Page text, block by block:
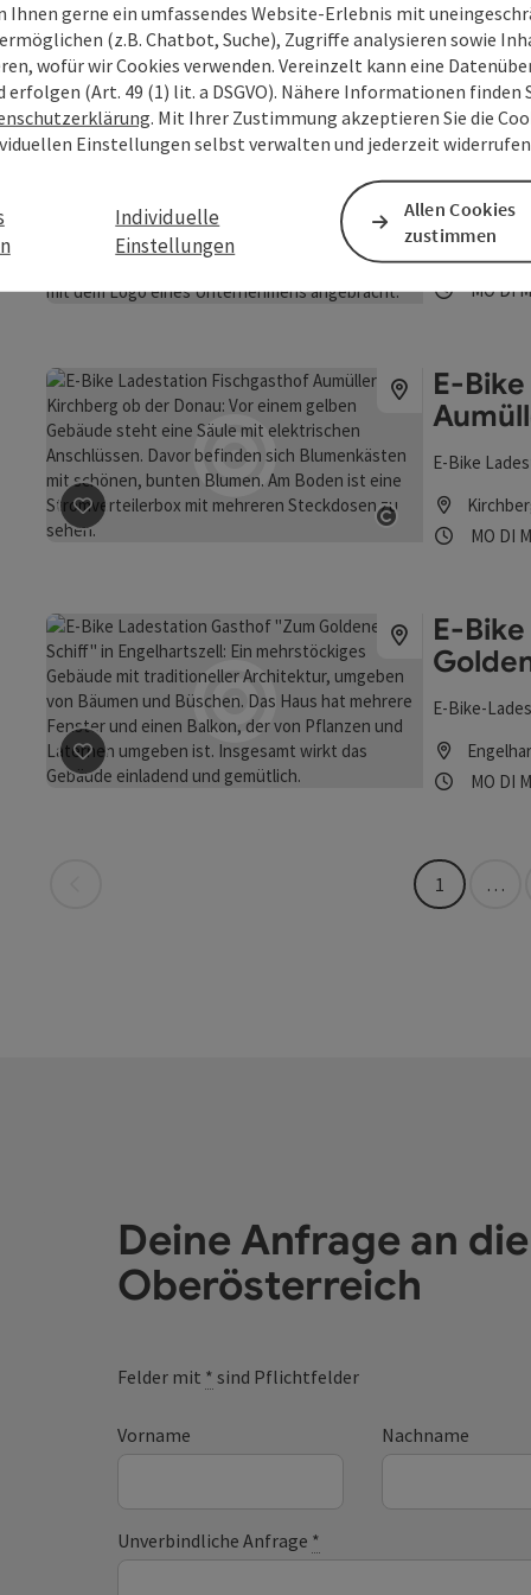
Copyright
geeignet.
Ladeleistung
Steckern
kann
mit
MODI
: E-Bike Ladestation
E-
Ein neuer
MODI
Copyright
Beitrag merken: E-Bike Ladestation Fischgasthof
E-
E-Bike
MO DI
Beitrag merken: E-Bike Ladestation Gasthof "Zum
E-
E-Bike-
MO DI
1 …
Deine Anfrage an
Oberösterreich
Felder mit * sind Pflichtfelder
Vorname Nachname
Unverbindliche Anfrage *
Ihnen gerne ein umfassendes Website-Erlebnis mit
(z.B. Chatbot, Suche), Zugriffe analysieren sowie
wofür wir Cookies verwenden. Vereinzelt kann eine
(Art. 49 (1) lit. a DSGVO). Nähere Informationen finden
. Mit Ihrer Zustimmung akzeptieren Sie die
Einstellungen selbst verwalten und jederzeit
Individuelle
Einstellungen
Allen Cookies
zustimmen